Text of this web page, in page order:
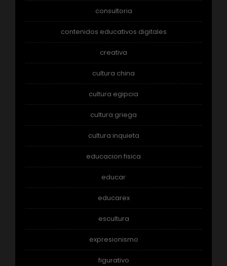
consultoria
contenidos educativos digitales
creativa
cultura china
cultura egipcia
cultura griega
cultura inquieta
educacion fisica
educar
educarex
escultura
expresionismo
figurativo